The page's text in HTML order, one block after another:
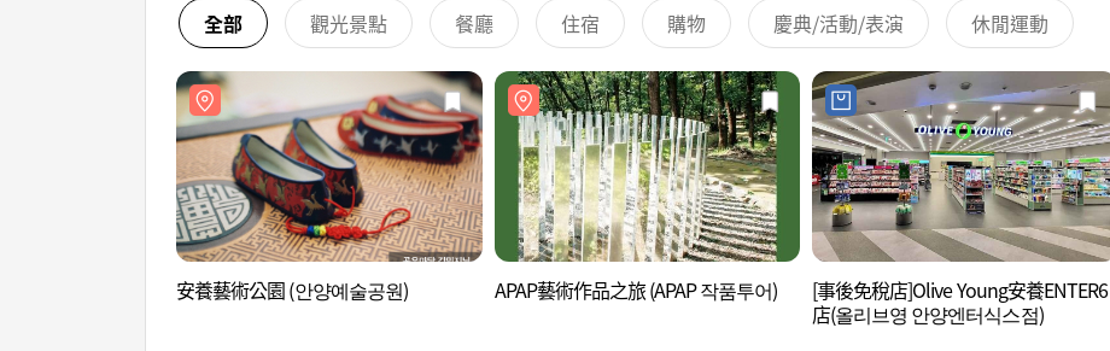
全部 觀光景點 餐廳 住宿 購物 慶典/活動/表演 休閒運動
安養藝術公園 (안양예술공원) APAP藝術作品之旅 (APAP 작품투어)
[事後免稅店]Olive Young安養ENTER6
店(올리브영 안양엔터식스점)